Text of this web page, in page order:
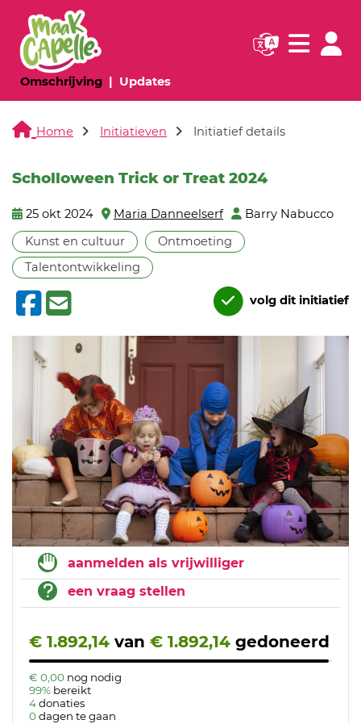
Omschrijving(huidige pagina)
Updates(huidige pagina)
Navigatie
Home Initiatieven Initiatief details
Scholloween Trick or Treat 2024
25 okt 2024 Maria Danneelserf
Barry Nabucco
Kunst en cultuur
Ontmoeting
Talentontwikkeling
volg dit initiatief
aanmelden als vrijwilliger
een vraag stellen
€ 1.892,14 van € 1.892,14 gedoneerd
€ 0,00 nog nodig
99% bereikt
4donaties
0 dagen te gaan